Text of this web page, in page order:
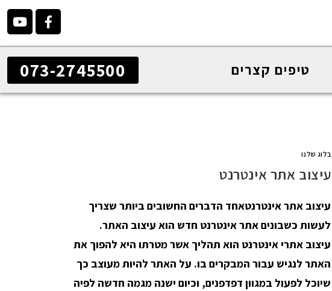
טיפים קצרים 073-2745500
בלוג שלנו
עיצוב אתר אינטרנט
עיצוב אתר אינטרנטאחד הדברים החשובים ביותר שצריך
לעשות כשבונים אתר אינטרנט חדש הוא עיצוב האתר.
עיצוב אתרי אינטרנט הוא תהליך אשר מטרתו היא להפוך את
האתר לנגיש עבור המבקרים בו. על האתר להיות מעוצב כך
שיוכל לפעול במגוון דפדפנים, וכיום ישנה מגמה חדשה לפיה